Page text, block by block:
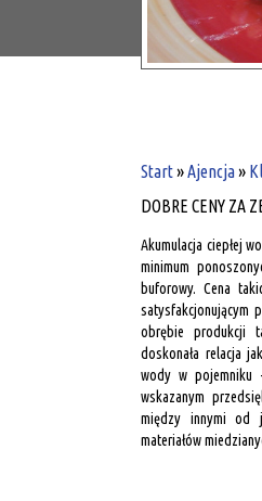
Start»Ajencja»
DOBRE CENY ZA
Akumulacja ciepłej
minimum
buforowy. Cena
satysfakcjonującym
obrębie produkcji
doskonała relacja
wody w pojemniku
wskazanym
między innymi od
materiałów